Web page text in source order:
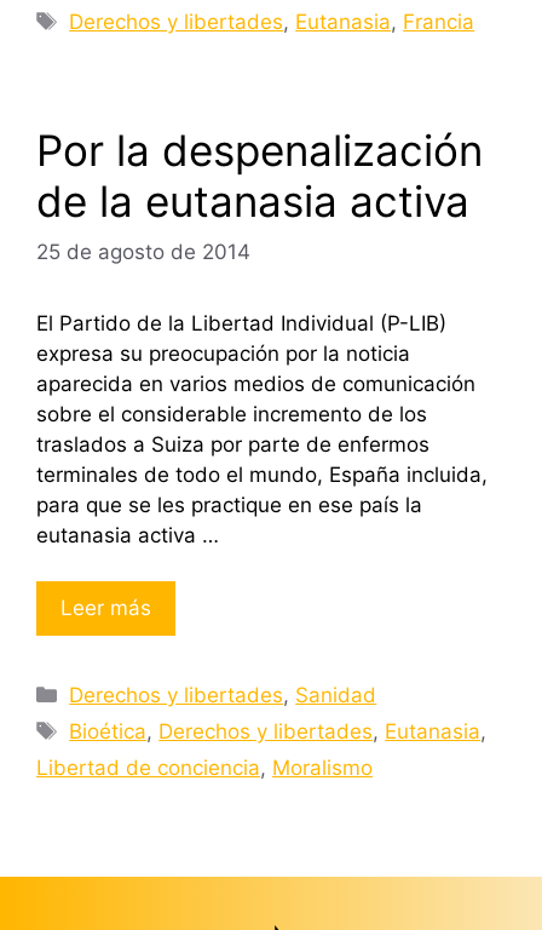
Etiquetas
Derechos y libertades, Eutanasia, Francia
Por la despenalización
de la eutanasia activa
25 de agosto de 2014
El Partido de la Libertad Individual (P-LIB)
expresa su preocupación por la noticia
aparecida en varios medios de comunicación
sobre el considerable incremento de los
traslados a Suiza por parte de enfermos
terminales de todo el mundo, España incluida,
para que se les practique en ese país la
eutanasia activa …
Leer más
Categorías
Derechos y libertades, Sanidad
Etiquetas
Bioética, Derechos y libertades, Eutanasia,
Libertad de conciencia, Moralismo